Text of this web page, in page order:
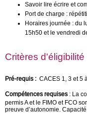
Savoir lire écrire et
Port de charge :
Horaires journée : du
15h50 et le vendredi
Critères d'éligibilité
Pré-requis : CACES 1, 3 et 5
Compétences requises : La
permis A et le FIMO et FCO
preuve d’autonomie.